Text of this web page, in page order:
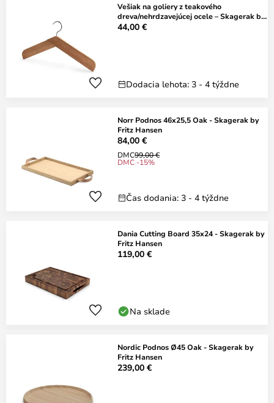
Vešiak na goliery z teakového
dreva/nehrdzavejúcej ocele – Skagerak by
FRITZ
44,00 €
Dodacia lehota: 3 - 4 týždne
Norr Podnos 46x25,5 Oak - Skagerak by
Fritz Hansen
84,00 €
DMC99,00 €
DMC -15%
Čas dodania: 3 - 4 týždne
Dania Cutting Board 35x24 - Skagerak by
Fritz Hansen
119,00 €
Na sklade
Nordic Podnos Ø45 Oak - Skagerak by
Fritz Hansen
239,00 €